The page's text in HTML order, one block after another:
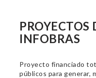
PROYECTOS
INFOBRAS
Proyecto financiado
públicos para generar,